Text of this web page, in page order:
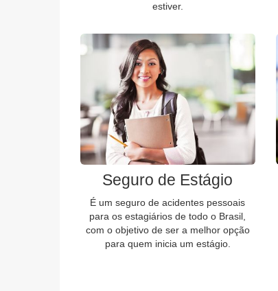
estiver.
Seguro de Estágio
É um seguro de acidentes pessoais
para os estagiários de todo o Brasil,
com o objetivo de ser a melhor opção
para quem inicia um estágio.